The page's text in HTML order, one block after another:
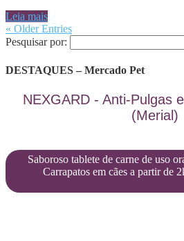
Leia mais
« Older Entries
Pesquisar por:
DESTAQUES – Mercado Pet
NEXGARD - Anti-Pulgas
(Merial)
Saboroso tablete de carne de uso
Carrapatos em cães a partir de